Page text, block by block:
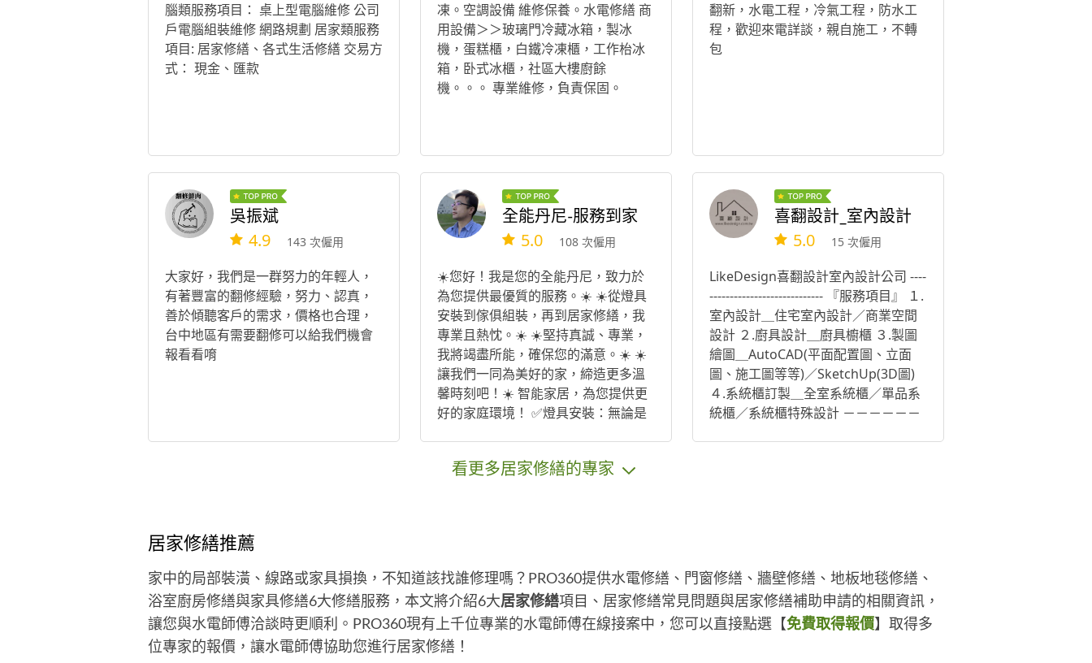
腦類服務項目： 桌上型電腦維修 公司
戶電腦組裝維修 網路規劃 居家類服務
項目: 居家修繕、各式生活修繕 交易方
式： 現金、匯款
凍。空調設備 維修保養。水電修繕 商
用設備＞＞玻璃門冷藏冰箱，製冰
機，蛋糕櫃，白鐵冷凍櫃，工作枱冰
箱，卧式冰櫃，社區大樓廚餘
機。。。 專業維修，負責保固。
翻新，水電工程，冷氣工程，防水工
程，歡迎來電詳談，親自施工，不轉
包
吳振斌
4.9 143 次僱用
大家好，我們是一群努力的年輕人，
有著豐富的翻修經驗，努力、認真，
善於傾聽客戶的需求，價格也合理，
台中地區有需要翻修可以給我們機會
報看看唷
全能丹尼-服務到家
5.0 108 次僱用
☀️您好！我是您的全能丹尼，致力於
為您提供最優質的服務。☀️ ☀️從燈具
安裝到傢俱組裝，再到居家修繕，我
專業且熱忱。☀️ ☀️堅持真誠、專業，
我將竭盡所能，確保您的滿意。☀️ ☀️
讓我們一同為美好的家，締造更多溫
馨時刻吧！☀️ 智能家居，為您提供更
好的家庭環境！ ✅燈具安裝：無論是
求，並根據客戶需求和空間特點，巧
護客戶家具和地板，並確保漆面光滑
均勻，讓您的空間焕然一新。 ✅傢俱
組裝：從家具拆卸到組裝，我精通每
個步驟。我理解家具結構，細心操
作，確保每件家具組裝完美無瑕，讓
喜翻設計_室內設計
5.0 15 次僱用
LikeDesign喜翻設計室內設計公司 ----
---------------------------- 『服務項目』 １.
室內設計＿住宅室內設計／商業空間
設計 ２.廚具設計＿廚具櫥櫃 ３.製圖
繪圖＿AutoCAD(平面配置圖、立面
圖、施工圖等等)／SketchUp(3D圖)
４.系統櫃訂製＿全室系統櫃／單品系
統櫃／系統櫃特殊設計 －－－－－－
／設計公司缺乏繪圖員／自行承包者
４.系統櫃訂製＿單品系統櫃／特殊系
統櫃／量身訂做 5.本公司擅長各類修
繕，小至鉸鏈更換都能夠承接（價格
看更多居家修繕的專家
居家修繕推薦
家中的局部裝潢、線路或家具損換，不知道該找誰修理嗎？PRO360提供水電修繕、門窗修繕、牆壁修繕、地板地毯修繕、
浴室廚房修繕與家具修繕6大修繕服務，本文將介紹6大居家修繕項目、居家修繕常見問題與居家修繕補助申請的相關資訊，
讓您與水電師傅洽談時更順利。PRO360現有上千位專業的水電師傅在線接案中，您可以直接點選【免費取得報價】取得多
位專家的報價，讓水電師傅協助您進行居家修繕！